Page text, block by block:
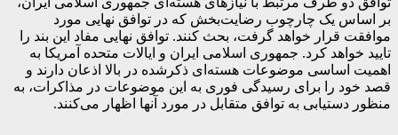
بر اساس یک چارچوب رضایت‌بخش که در توافق نهایی مورد
موافقت قرار خواهد گرفت، بحث کنند. توافق نهایی مفاد این بند را
تایید خواهد کرد. جمهوری اسلامی ایران و ایالات متحده آمریکا به
اهمیت اساسی موضوعات هسته‌ای ذکرشده در بالا اذعان دارند و
قصد خود را برای رسیدگی فوری به این موضوعات در مذاکرات، به
منظور دستیابی به توافق متقابل در مورد آنها اظهار می‌کنند.